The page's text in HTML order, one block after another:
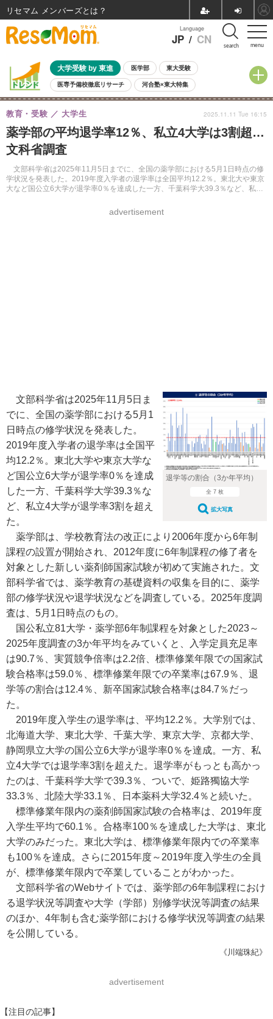
menu
Language
JP / CN search
大学受験 by 東進 医学部 東大受験
医専予備校徹底リサーチ 河合塾×東大特集
親子で考える大学選び 高校受験 中学受験 小学校受験
共通テスト 夏休み
8月開催イベント・WS 全国公立高校 過去問 人気記事
自由研究教材（小学生向け）
薬学部の平均退学率12％、私立4大学は3割超…
文科省調査
文部科学省は2025年11月5日までに、全国の薬学部における5月1日時点の修
学状況を発表した。2019年度入学者の退学率は全国平均12.2％。東北大や東京
大など国公立6大学が退学率0％を達成した一方、千葉科学大39.3％など、私立
教育・受験 大学生
advertisement
2025.11.11 Tue 16:15
退学等の割合（3か年平均）
全 7 枚
拡大写真
文部科学省は2025年11月5日ま
でに、全国の薬学部における5月1
日時点の修学状況を発表した。
2019年度入学者の退学率は全国平
均12.2％。東北大学や東京大学な
ど国公立6大学が退学率0％を達成
した一方、千葉科学大学39.3％な
ど、私立4大学が退学率3割を超え
た。
薬学部は、学校教育法の改正により2006年度から6年制
課程の設置が開始され、2012年度に6年制課程の修了者を
対象とした新しい薬剤師国家試験が初めて実施された。文
部科学省では、薬学教育の基礎資料の収集を目的に、薬学
部の修学状況や退学状況などを調査している。2025年度調
査は、5月1日時点のもの。
国公私立81大学・薬学部6年制課程を対象とした2023～
2025年度調査の3か年平均をみていくと、入学定員充足率
は90.7％、実質競争倍率は2.2倍、標準修業年限での国家試
験合格率は59.0％、標準修業年限での卒業率は67.9％、退
学等の割合は12.4％、新卒国家試験合格率は84.7％だっ
た。
2019年度入学生の退学率は、平均12.2％。大学別では、
北海道大学、東北大学、千葉大学、東京大学、京都大学、
静岡県立大学の国公立6大学が退学率0％を達成。一方、私
立4大学では退学率3割を超えた。退学率がもっとも高かっ
たのは、千葉科学大学で39.3％、ついで、姫路獨協大学
33.3％、北陸大学33.1％、日本薬科大学32.4％と続いた。
標準修業年限内の薬剤師国家試験の合格率は、2019年度
入学生平均で60.1％。合格率100％を達成した大学は、東北
大学のみだった。東北大学は、標準修業年限内での卒業率
も100％を達成。さらに2015年度～2019年度入学生の全員
が、標準修業年限内で卒業していることがわかった。
文部科学省のWebサイトでは、薬学部の6年制課程におけ
る退学状況等調査や大学（学部）別修学状況等調査の結果
のほか、4年制も含む薬学部における修学状況等調査の結果
を公開している。
《川端珠紀》
advertisement
【注目の記事】
リセマム メンバーズ